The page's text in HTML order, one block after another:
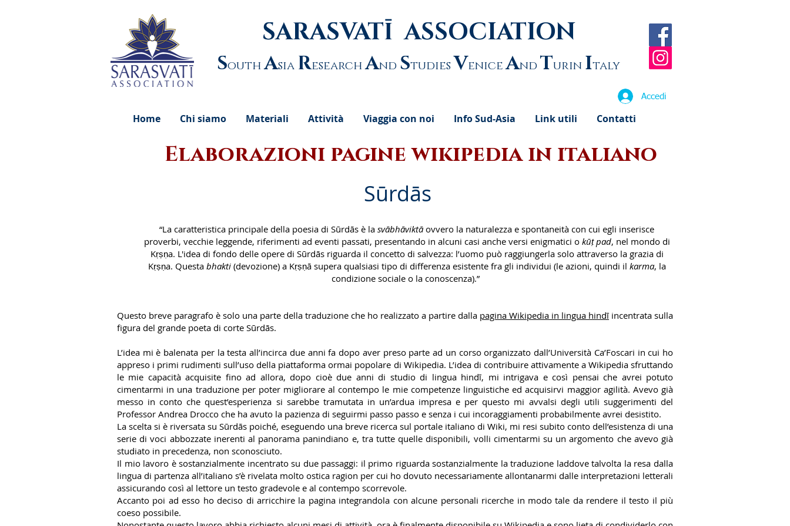
SARASVATĪ ASSOCIATION
South Asia Research And StudiesVenice AndTurin Italy
Accedi
Home Chi siamo Materiali Attività Viaggia con noi Info Sud-Asia Link utili Contatti
Elaborazioni pagine wikipedia in italiano
Sūrdās
“La caratteristica principale della poesia di Sūrdās è la svābhāviktāovvero la naturalezza e spontaneità con cui egli inserisce
proverbi, vecchie leggende, riferimenti ad eventi passati, presentando in alcuni casi anche versi enigmatici o kūṭ pad, nel mondo di
Kṛṣṇa. L'idea di fondo delle opere di Sūrdās riguarda il concetto di salvezza: l’uomo può raggiungerla solo attraverso la grazia di
Kṛṣṇa. Questa bhakti(devozione) a Kṛṣṇā supera qualsiasi tipo di differenza esistente fra gli individui (le azioni, quindi il karma, la
condizione sociale o la conoscenza).”
Questo breve paragrafo è solo una parte della traduzione che ho realizzato a partire dalla pagina Wikipedia in lingua hindīincentrata sulla
figura del grande poeta di corte Sūrdās.
L’idea mi è balenata per la testa all’incirca due anni fa dopo aver preso parte ad un corso organizzato dall’Università Ca’Foscari in cui ho
appreso i primi rudimenti sull’uso della piattaforma ormai popolare di Wikipedia. L’idea di contribuire attivamente a Wikipedia sfruttando
le mie capacità acquisite fino ad allora, dopo cioè due anni di studio di lingua hindī, mi intrigava e così pensai che avrei potuto
cimentarmi in una traduzione per poter migliorare al contempo le mie competenze linguistiche ed acquisirvi maggior agilità. Avevo già
messo in conto che quest’esperienza si sarebbe tramutata in un’ardua impresa e per questo mi avvalsi degli utili suggerimenti del
Professor Andrea Drocco che ha avuto la pazienza di seguirmi passo passo e senza i cui incoraggiamenti probabilmente avrei desistito.
La scelta si è riversata su Sūrdās poiché, eseguendo una breve ricerca sul portale italiano di Wiki, mi resi subito conto dell’esistenza di una
serie di voci abbozzate inerenti al panorama panindiano e, tra tutte quelle disponibili, volli cimentarmi su un argomento che avevo già
studiato in precedenza, non sconosciuto.
Il mio lavoro è sostanzialmente incentrato su due passaggi: il primo riguarda sostanzialmente la traduzione laddove talvolta la resa dalla
lingua di partenza all’italiano s’è rivelata molto ostica ragion per cui ho dovuto necessariamente allontanarmi dalle interpretazioni letterali
assicurando così al lettore un testo gradevole e al contempo scorrevole.
Accanto poi ad esso ho deciso di arricchire la pagina integrandola con alcune personali ricerche in modo tale da rendere il testo il più
coeso possibile.